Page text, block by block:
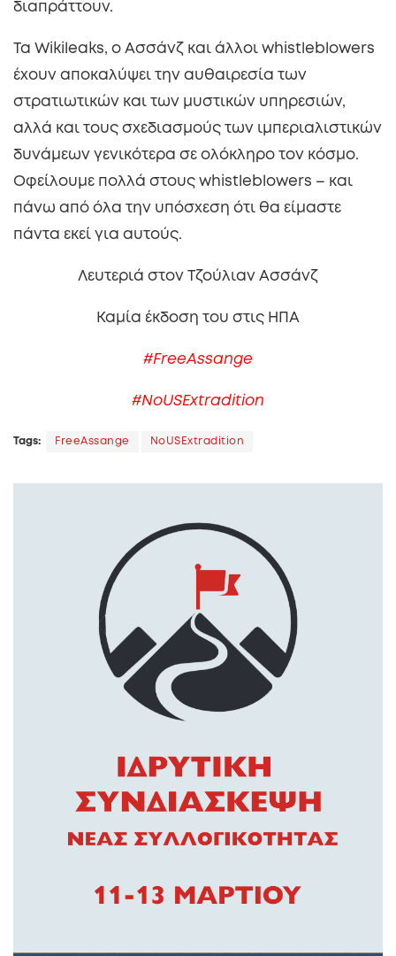
διαπράττουν.
Τα Wikileaks, ο Ασσάνζ και άλλοι whistleblowers
έχουν αποκαλύψει την αυθαιρεσία των
στρατιωτικών και των μυστικών υπηρεσιών,
αλλά και τους σχεδιασμούς των ιμπεριαλιστικών
δυνάμεων γενικότερα σε ολόκληρο τον κόσμο.
Οφείλουμε πολλά στους whistleblowers – και
πάνω από όλα την υπόσχεση ότι θα είμαστε
πάντα εκεί για αυτούς.
Λευτεριά στον Τζούλιαν Ασσάνζ
Καμία έκδοση του στις ΗΠΑ
#FreeAssange
#NoUSExtradition
Tags: FreeAssange NoUSExtradition